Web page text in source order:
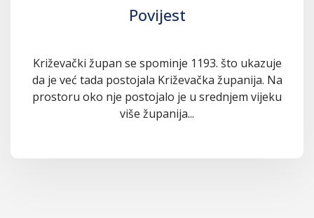
Povijest
Križevački župan se spominje 1193. što ukazuje
da je već tada postojala Križevačka županija. Na
prostoru oko nje postojalo je u srednjem vijeku
više županija...